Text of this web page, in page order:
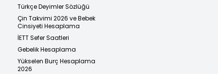
Türkçe Deyimler Sözlüğü
Çin Takvimi 2026 ve Bebek
Cinsiyeti Hesaplama
İETT Sefer Saatleri
Gebelik Hesaplama
Yükselen Burç Hesaplama
2026